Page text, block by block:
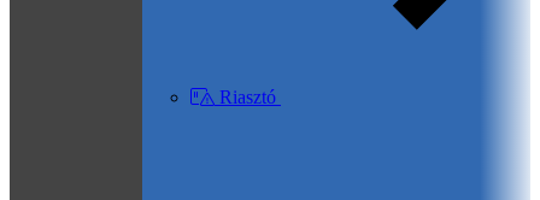
Riasztó